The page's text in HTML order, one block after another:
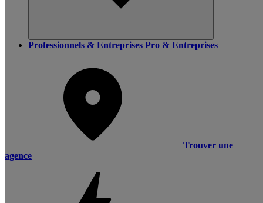
Professionnels & Entreprises Pro & Entreprises
Trouver une
agence